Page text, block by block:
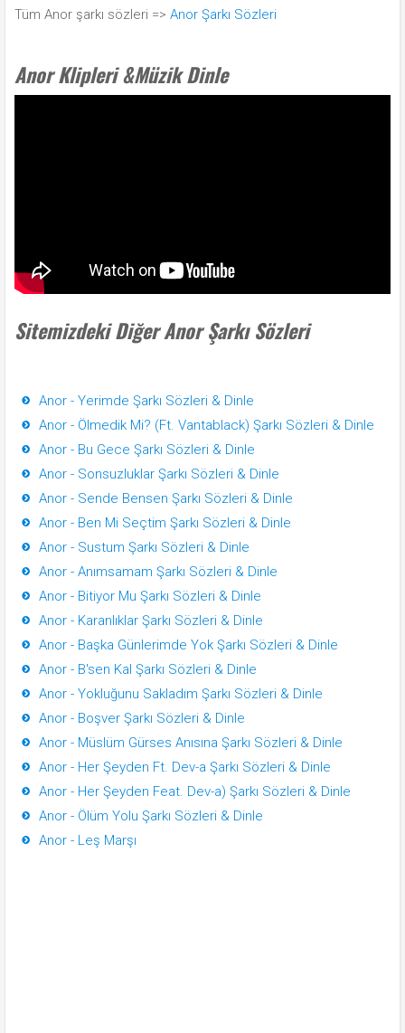
Tüm Anor şarkı sözleri => Anor Şarkı Sözleri
Anor Klipleri &Müzik Dinle
Sitemizdeki Diğer Anor Şarkı Sözleri
Anor - Yerimde Şarkı Sözleri & Dinle
Anor - Ölmedik Mi? (Ft. Vantablack) Şarkı Sözleri & Dinle
Anor - Bu Gece Şarkı Sözleri & Dinle
Anor - Sonsuzluklar Şarkı Sözleri & Dinle
Anor - Sende Bensen Şarkı Sözleri & Dinle
Anor - Ben Mi Seçtim Şarkı Sözleri & Dinle
Anor - Sustum Şarkı Sözleri & Dinle
Anor - Anımsamam Şarkı Sözleri & Dinle
Anor - Bitiyor Mu Şarkı Sözleri & Dinle
Anor - Karanlıklar Şarkı Sözleri & Dinle
Anor - Başka Günlerimde Yok Şarkı Sözleri & Dinle
Anor - B'sen Kal Şarkı Sözleri & Dinle
Anor - Yokluğunu Sakladım Şarkı Sözleri & Dinle
Anor - Boşver Şarkı Sözleri & Dinle
Anor - Müslüm Gürses Anısına Şarkı Sözleri & Dinle
Anor - Her Şeyden Ft. Dev-a Şarkı Sözleri & Dinle
Anor - Her Şeyden Feat. Dev-a) Şarkı Sözleri & Dinle
Anor - Ölüm Yolu Şarkı Sözleri & Dinle
Anor - Leş Marşı